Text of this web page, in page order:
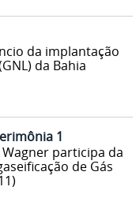
da implantação
da Bahia
1
participa da
de Gás